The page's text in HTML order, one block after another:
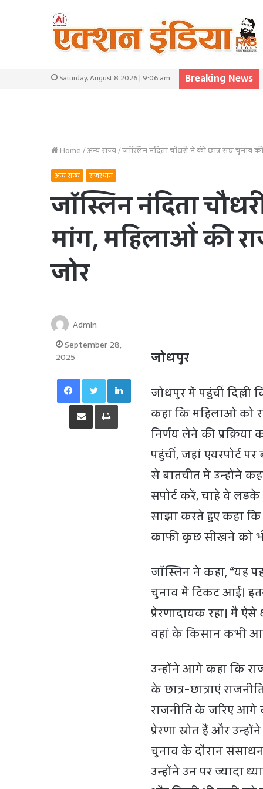
Saturday, August 8 2026 | 9:06 am Breaking News
Home/अन्य राज्य/जॉस्लिन नंदिता चौधरी ने की छात्र संघ चुनाव
अन्य राज्य राजस्थान
जॉस्लिन नंदिता
मांग, महिलाओं की
जोर
जोधपुर
जोधपुर में पहुंचीं दिल्ली
कहा कि महिलाओं को
निर्णय लेने की
पहुंचीं, जहां एयरपोर्ट
से बातचीत में उन्होंने
सपोर्ट करें, चाहे वे
साझा करते हुए कहा कि
काफी कुछ सीखने को
जॉस्लिन ने कहा, “यह
चुनाव में टिकट आई।
प्रेरणादायक रहा। मैं
वहां के किसान कभी
उन्होंने आगे कहा कि
के छात्र-छात्राएं
राजनीति के जरिए आगे
प्रेरणा स्रोत हैं और
चुनाव के दौरान
उन्होंने उन पर ज्यादा
Admin
September 28,
2025
Facebook Twitter LinkedIn
Share via Email Print